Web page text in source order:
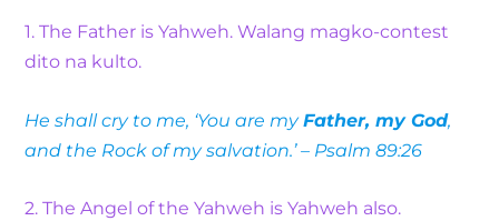
1. The Father is Yahweh. Walang magko-contest
dito na kulto.
He shall cry to me, ‘You are myFather, my God,
and the Rock of my salvation.’ – Psalm 89:26
2. The Angel of the Yahweh is Yahweh also.